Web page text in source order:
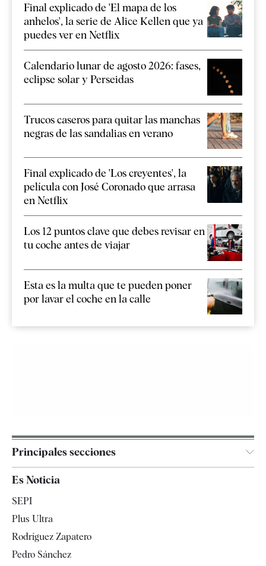
Final explicado de 'El mapa de los
anhelos', la serie de Alice Kellen que ya
puedes ver en Netflix
Calendario lunar de agosto 2026: fases,
eclipse solar y Perseidas
Trucos caseros para quitar las manchas
negras de las sandalias en verano
Final explicado de 'Los creyentes', la
película con José Coronado que arrasa
en Netflix
Los 12 puntos clave que debes revisar en
tu coche antes de viajar
Esta es la multa que te pueden poner
por lavar el coche en la calle
Principales secciones
España
Televisión
Es Noticia
SEPI
Plus Ultra
Rodríguez Zapatero
Pedro Sánchez